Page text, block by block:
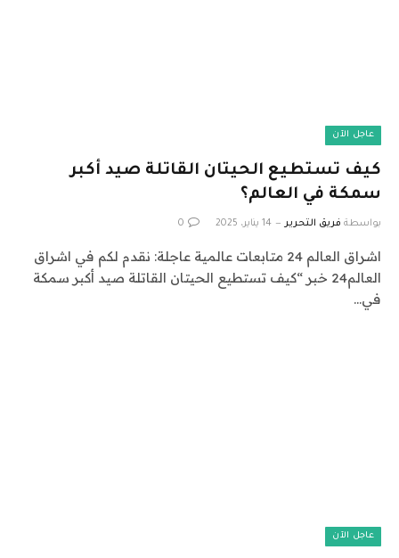
عاجل الآن
كيف تستطيع الحيتان القاتلة صيد أكبر
سمكة في العالم؟
بواسطة فريق التحرير 14 يناير، 2025 0
اشراق العالم 24 متابعات عالمية عاجلة: نقدم لكم في اشراق
العالم24 خبر “كيف تستطيع الحيتان القاتلة صيد أكبر سمكة
في…
عاجل الآن